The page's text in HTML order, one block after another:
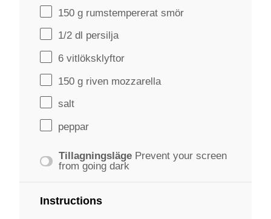
150 g rumstempererat smör
1/2 dl persilja
6 vitlöksklyftor
150 g riven mozzarella
salt
peppar
Tillagningsläge Prevent your screen
from going dark
Instructions